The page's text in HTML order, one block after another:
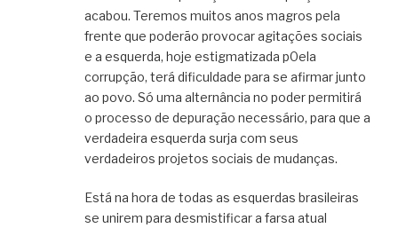
acabou. Teremos muitos anos magros pela
frente que poderão provocar agitações sociais
e a esquerda, hoje estigmatizada p0ela
corrupção, terá dificuldade para se afirmar junto
ao povo. Só uma alternância no poder permitirá
o processo de depuração necessário, para que a
verdadeira esquerda surja com seus
verdadeiros projetos sociais de mudanças.
Está na hora de todas as esquerdas brasileiras
se unirem para desmistificar a farsa atual